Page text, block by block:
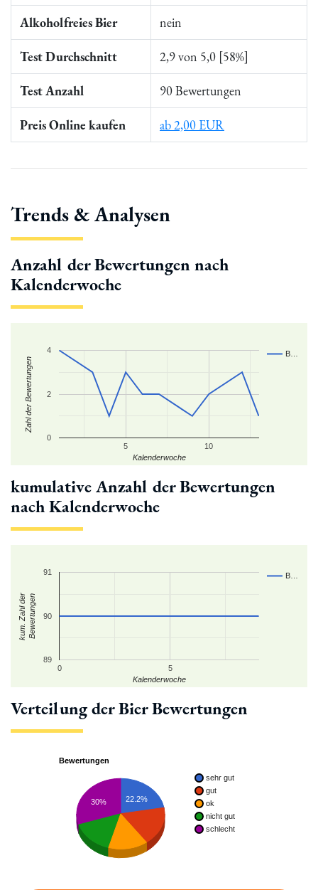
Alkoholfreies Bier nein
Test Durchschnitt 2,9 von 5,0 [58%]
Test Anzahl 90 Bewertungen
Preis Online kaufen ab 2,00 EUR
Trends & Analysen
Anzahl der Bewertungen nach
Kalenderwoche
B…
5 10
0
2
4
Kalenderwoche
Zahl der Bewertungen
kumulative Anzahl der Bewertungen
nach Kalenderwoche
B…
0 5
89
90
91
Kalenderwoche
kum. Zahl derBewertungen
Verteilung der Bier Bewertungen
Bewertungen
sehr gut
gut
ok
nicht gut
schlecht
22.2%
30%